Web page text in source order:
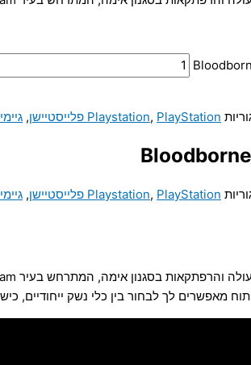
Playstation, PlayStation פלייסטיישן ,
Playstation, PlayStation פלייסטיישן ,
מאפשרים לך לבחור בין כלי נשק ייחודיים,